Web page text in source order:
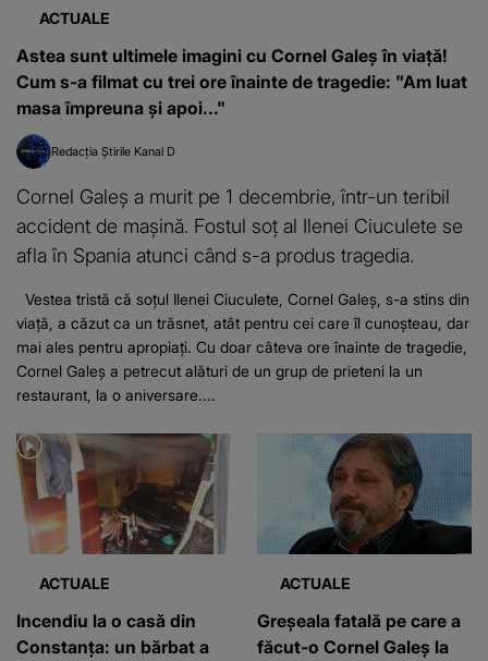
ACTUALE
Astea sunt ultimele imagini cu Cornel Galeș în viață!
Cum s-a filmat cu trei ore înainte de tragedie: "Am luat
masa împreuna și apoi..."
Redacția Știrile Kanal D
Cornel Galeș a murit pe 1 decembrie, într-un teribil
accident de mașină. Fostul soț al Ilenei Ciuculete se
afla în Spania atunci când s-a produs tragedia.
Vestea tristă că soţul Ilenei Ciuculete, Cornel Galeş, s-a stins din
viaţă, a căzut ca un trăsnet, atât pentru cei care îl cunoşteau, dar
mai ales pentru apropiaţi. Cu doar câteva ore înainte de tragedie,
Cornel Galeș a petrecut alături de un grup de prieteni la un
restaurant, la o aniversare....
ACTUALE
Incendiu la o casă din
Constanța: un bărbat a
ACTUALE
Greșeala fatală pe care a
făcut-o Cornel Galeș la